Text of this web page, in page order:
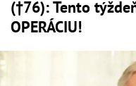
(†76): Tento
OPERÁCIU!